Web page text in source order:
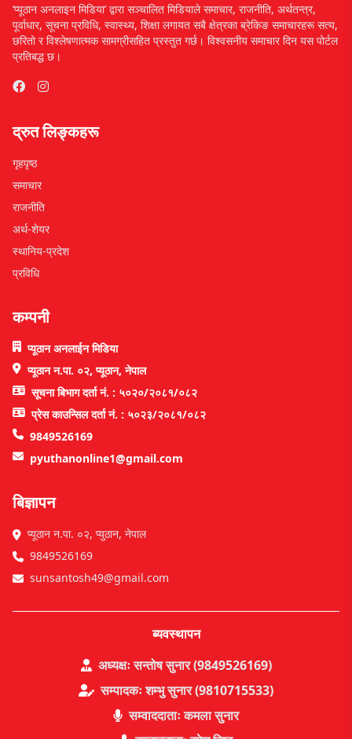
‘प्यूठान अनलाइन मिडिया’ द्वारा सञ्चालित मिडियाले समाचार, राजनीति, अर्थतन्त्र,
पूर्वाधार, सूचना प्रविधि, स्वास्थ्य, शिक्षा लगायत सबै क्षेत्रका ब्रेकिङ समाचारहरू सत्य,
छरितो र विश्लेषणात्मक सामग्रीसहित प्रस्तुत गर्छ। विश्वसनीय समाचार दिन यस पोर्टल
प्रतिबद्ध छ।
द्रुत लिङ्कहरू
गृहपृष्ठ
समाचार
राजनीति
अर्थ-शेयर
स्थानिय-प्रदेश
प्रविधि
कम्पनी
प्यूठान अनलाईन मिडिया
प्यूठान न.पा. ०२, प्यूठान, नेपाल
सूचना बिभाग दर्ता नं. : ५०२०/२०८१/०८२
प्रेस काउन्सिल दर्ता नं. : ५०२३/२०८१/०८२
9849526169
pyuthanonline1@gmail.com
बिज्ञापन
प्यूठान न.पा. ०२, प्युठान, नेपाल
9849526169
sunsantosh49@gmail.com
ब्यवस्थापन
अध्यक्षः सन्तोष सुनार (9849526169)
सम्पादकः शम्भु सुनार (9810715533)
सम्वाददाताः कमला सुनार